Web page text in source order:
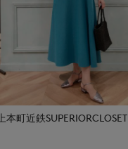
上本町近鉄SUPERIORCLOSET